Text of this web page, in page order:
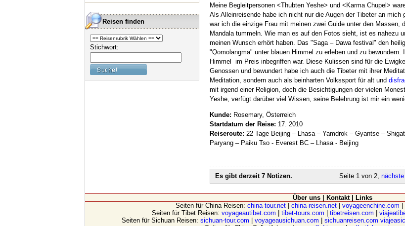
Reisen finden
Stichwort:
Meine Begleitpersonen <Thubten Yeshe> und <Karma Chupel>
Als Alleinreisende habe ich nicht nur die Augen der Tibeter an
war ich die einzige Frau mit meinen zwei Guide unter den
Mandala tummeln. Wie man es auf den Fotos sieht, ist es nahezu
meinen Wunsch erhört haben. Das "Saga – Dawa festival" den
"Qomolangma" unter blauen Himmel zu erleben und zu
Himmel im Preis inbegriffen war. Diese Kulissen sind für die
Genossen und bewundert habe ich auch die Tibeter mit ihrer
Meditation, sondern auch als beinharten Volkssport für alt und
mit irgend einer Religion, doch die Besichtigungen der vielen
Yeshe, verfügt darüber viel Wissen, seine Belehrung ist mir ein
Kunde: Rosemary, Österreich
Startdatum der Reise: 17. 2010
Reiseroute: 22 Tage Beijing – Lhasa – Yamdrok – Gyantse –
Paryang – Paiku Tso - Everest BC – Lhasa - Beijing
Es gibt derzeit 7 Notizen. Seite 1 von 2,
Über uns| Kontakt|
Links
Seiten für China Reisen: china-tour.net china-reisen.net voyageenchine.com
Seiten für Tibet Reisen: voyageautibet.com tibet-tours.com tibetreisen.com
Seiten für Sichuan Reisen: sichuan-tour.com voyageausichuan.com sichuanreisen.com